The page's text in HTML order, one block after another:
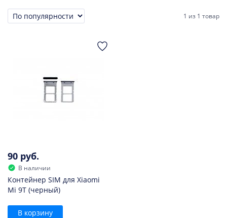
Сортировка 1 из 1 товар
90 руб.
В наличии
Контейнер SIM для Xiaomi
Mi 9T (черный)
В корзину